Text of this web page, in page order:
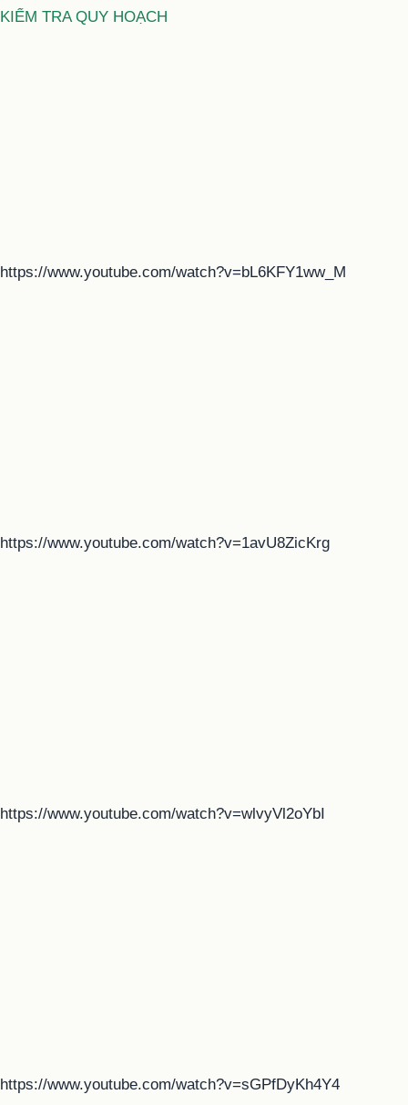
KIỂM TRA QUY HOẠCH
https://www.youtube.com/watch?v=bL6KFY1ww_M
https://www.youtube.com/watch?v=1avU8ZicKrg
https://www.youtube.com/watch?v=wlvyVl2oYbI
https://www.youtube.com/watch?v=sGPfDyKh4Y4